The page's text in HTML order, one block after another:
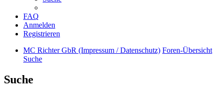
FAQ
Anmelden
Registrieren
MC Richter GbR (Impressum / Datenschutz) Foren-Übersicht
Suche
Suche